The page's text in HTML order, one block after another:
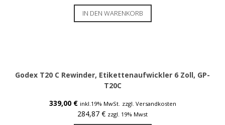
Papieretiketten 76mm Kern
Folienetiketten 76mm Kern
Wachs-Farbbänder
IN DEN WARENKORB
Godex T20 C Rewinder, Etikettenaufwickler 6 Zoll, GP-
T20C
339,00 € inkl.19% MwSt. zzgl. Versandkosten
284,87 € zzgl. 19% Mwst